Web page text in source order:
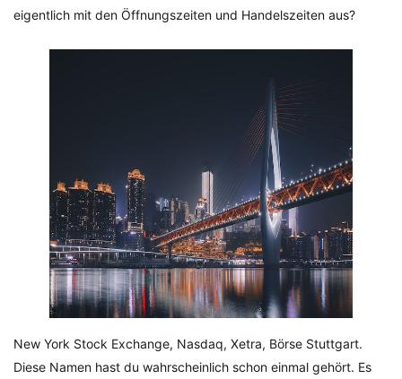
eigentlich mit den Öffnungszeiten und Handelszeiten aus?
New York Stock Exchange, Nasdaq, Xetra, Börse Stuttgart.
Diese Namen hast du wahrscheinlich schon einmal gehört. Es